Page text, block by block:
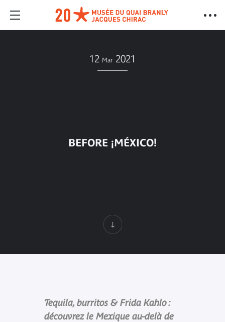
12 Mar 2021
BEFORE ¡MÉXICO!
Tequila, burritos & Frida Kahlo :
découvrez le Mexique au-delà de